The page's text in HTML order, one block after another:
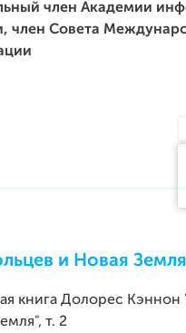
член Академии
член Совета
и Новая Земля
книга Долорес
т. 2